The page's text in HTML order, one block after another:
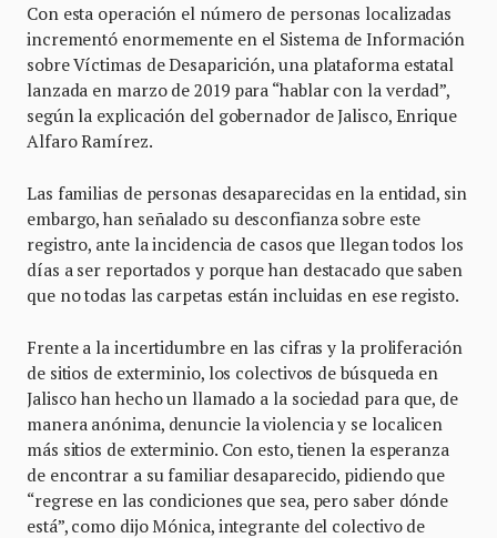
Con esta operación el número de personas localizadas
incrementó enormemente en el Sistema de Información
sobre Víctimas de Desaparición, una plataforma estatal
lanzada en marzo de 2019 para “hablar con la verdad”,
según la explicación del gobernador de Jalisco, Enrique
Alfaro Ramírez.
Las familias de personas desaparecidas en la entidad, sin
embargo, han señalado su desconfianza sobre este
registro, ante la incidencia de casos que llegan todos los
días a ser reportados y porque han destacado que saben
que no todas las carpetas están incluidas en ese registo.
Frente a la incertidumbre en las cifras y la proliferación
de sitios de exterminio, los colectivos de búsqueda en
Jalisco han hecho un llamado a la sociedad para que, de
manera anónima, denuncie la violencia y se localicen
más sitios de exterminio. Con esto, tienen la esperanza
de encontrar a su familiar desaparecido, pidiendo que
“regrese en las condiciones que sea, pero saber dónde
está”, como dijo Mónica, integrante del colectivo de